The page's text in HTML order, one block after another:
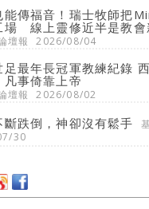
能傳福音！瑞士牧師把
場 線上靈修近半是教會
壇報 2026/08/04
足最年長冠軍教練紀錄
凡事倚靠上帝
壇報 2026/08/02
斷跌倒，神卻沒有鬆手
30